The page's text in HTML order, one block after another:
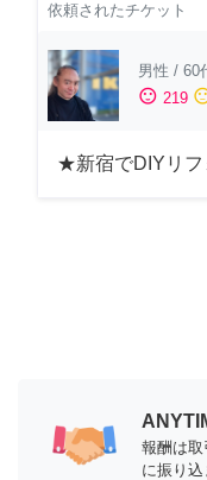
依頼されたチケット
男性 / 60
sentiment_satisfied 219
★新宿でDIYリ
報酬は
に振り